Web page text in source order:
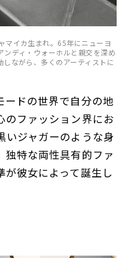
マイカ生まれ。65年にニューヨ
ディ・ウォーホルと親交を深め
ながら、多くのアーティストに
ードの世界で自分の地
のファッション界にお
いジャガーのような身
独特な両性具有的ファ
が彼女によって誕生し